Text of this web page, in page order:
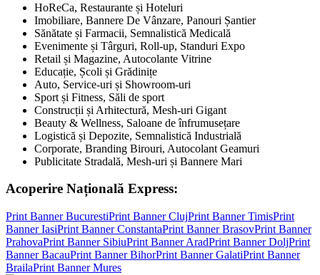
HoReCa, Restaurante și Hoteluri
Imobiliare, Bannere De Vânzare, Panouri Șantier
Sănătate și Farmacii, Semnalistică Medicală
Evenimente și Târguri, Roll-up, Standuri Expo
Retail și Magazine, Autocolante Vitrine
Educație, Școli și Grădinițe
Auto, Service-uri și Showroom-uri
Sport și Fitness, Săli de sport
Construcții și Arhitectură, Mesh-uri Gigant
Beauty & Wellness, Saloane de înfrumusețare
Logistică și Depozite, Semnalistică Industrială
Corporate, Branding Birouri, Autocolant Geamuri
Publicitate Stradală, Mesh-uri și Bannere Mari
Acoperire Națională Express:
Print BannerBucurestiPrint BannerClujPrint BannerTimisPrint
BannerIasiPrint BannerConstantaPrint BannerBrasovPrint Banner
PrahovaPrint Banner SibiuPrint BannerAradPrint BannerDoljPrint
BannerBacauPrint BannerBihorPrint BannerGalatiPrint Banner
BrailaPrint BannerMures